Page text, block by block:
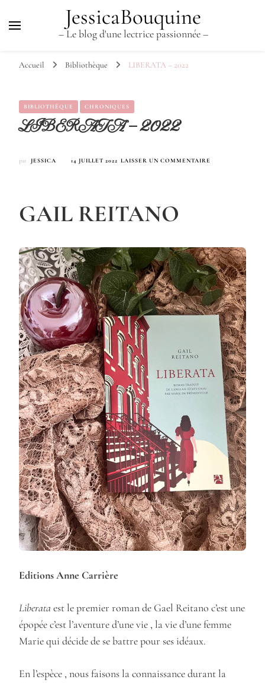
JessicaBouquine
– Le blog d'une lectrice passionnée –
Accueil Bibliothèque LIBERATA – 2022
BIBLIOTHÈQUE CHRONIQUES
LIBERATA – 2022
par JESSICA 14 JUILLET 2022 LAISSER UN COMMENTAIRE
GAIL REITANO
Editions Anne Carrière
Liberata est le premier roman de Gael Reitano c’est une
épopée c’est l’aventure d’une vie , la vie d’une femme
Marie qui décide de se battre pour ses idéaux.
En l’espèce , nous faisons la connaissance durant la